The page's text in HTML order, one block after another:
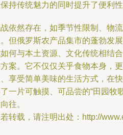
持传统魅力的同时提升了便利性
依然存在，如季节性限制、物
但俄罗斯农产品集市的蓬勃发
何与本土资源、文化传统相结
案。它不仅仅关乎食物本身，
享受简单美味的生活方式，在
一片可触摸、可品尝的“田园牧
往。
转载，请注明出处：http://